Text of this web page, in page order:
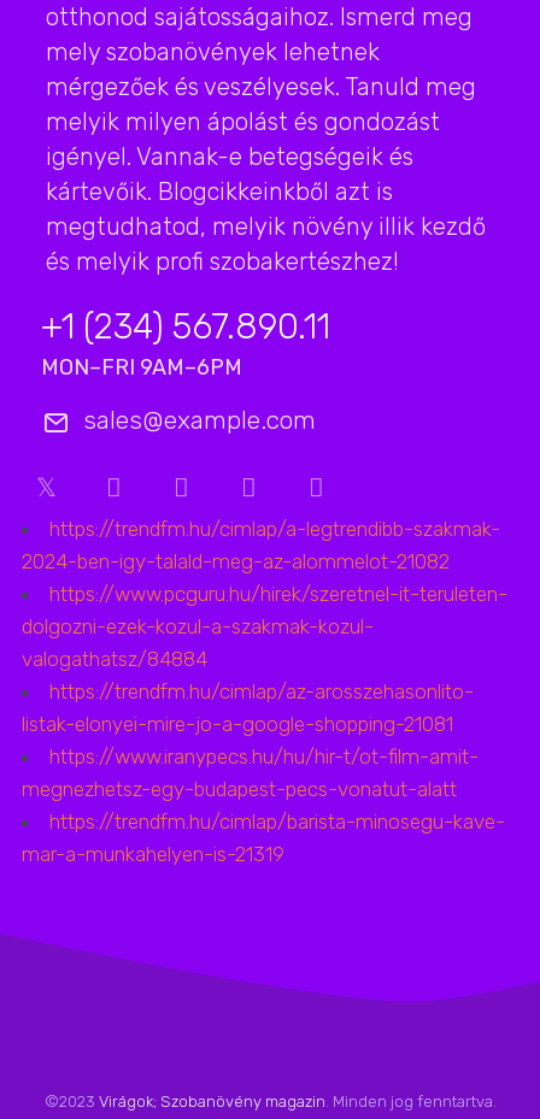
otthonod sajátosságaihoz. Ismerd meg
mely szobanövények lehetnek
mérgezőek és veszélyesek. Tanuld meg
melyik milyen ápolást és gondozást
igényel. Vannak-e betegségeik és
kártevőik. Blogcikkeinkből azt is
megtudhatod, melyik növény illik kezdő
és melyik profi szobakertészhez!
+1 (234) 567.890.11
MON–FRI 9AM–6PM
sales@example.com
https://trendfm.hu/cimlap/a-legtrendibb-szakmak-
2024-ben-igy-talald-meg-az-alommelot-21082
https://www.pcguru.hu/hirek/szeretnel-it-teruleten-
dolgozni-ezek-kozul-a-szakmak-kozul-
valogathatsz/84884
https://trendfm.hu/cimlap/az-arosszehasonlito-
listak-elonyei-mire-jo-a-google-shopping-21081
https://www.iranypecs.hu/hu/hir-t/ot-film-amit-
megnezhetsz-egy-budapest-pecs-vonatut-alatt
https://trendfm.hu/cimlap/barista-minosegu-kave-
mar-a-munkahelyen-is-21319
©2023 Virágok; Szobanövény magazin. Minden jog fenntartva.